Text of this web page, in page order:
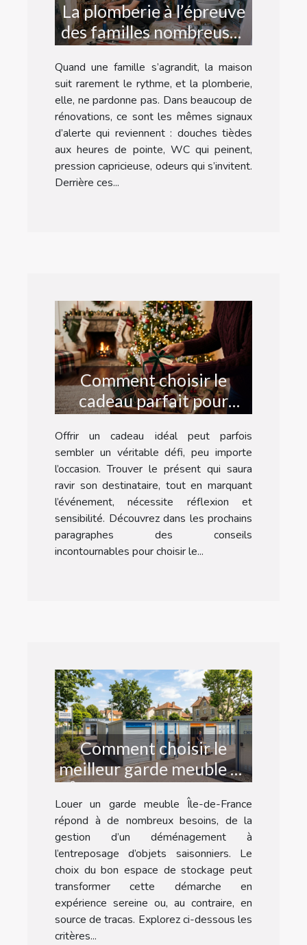
La plomberie à l’épreuve
des familles nombreuses
: récit d’une rénovation
Quand une famille s’agrandit, la maison
suit rarement le rythme, et la plomberie,
elle, ne pardonne pas. Dans beaucoup de
rénovations, ce sont les mêmes signaux
d’alerte qui reviennent : douches tièdes
aux heures de pointe, WC qui peinent,
pression capricieuse, odeurs qui s’invitent.
Derrière ces...
Comment choisir le
cadeau parfait pour
chaque occasion ?
Offrir un cadeau idéal peut parfois
sembler un véritable défi, peu importe
l’occasion. Trouver le présent qui saura
ravir son destinataire, tout en marquant
l’événement, nécessite réflexion et
sensibilité. Découvrez dans les prochains
paragraphes des conseils
incontournables pour choisir le...
Comment choisir le
meilleur garde meuble en
Île-de-France pour vos
besoins ?
Louer un garde meuble Île-de-France
répond à de nombreux besoins, de la
gestion d’un déménagement à
l’entreposage d’objets saisonniers. Le
choix du bon espace de stockage peut
transformer cette démarche en
expérience sereine ou, au contraire, en
source de tracas. Explorez ci-dessous les
critères...